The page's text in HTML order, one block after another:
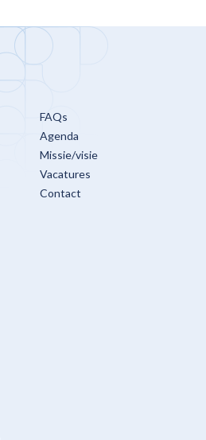
FAQs
Agenda
Missie/visie
Vacatures
Contact